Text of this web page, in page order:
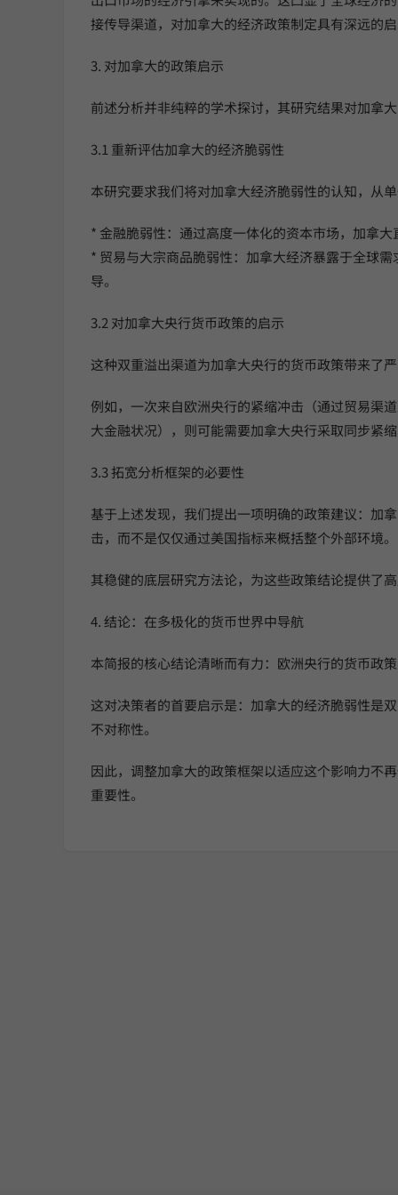
接传导渠道，对加拿大的经济政策制定具有深远的
3. 对加拿大的政策启示
前述分析并非纯粹的学术探讨，其研究结果对加拿
3.1 重新评估加拿大的经济脆弱性
本研究要求我们将对加拿大经济脆弱性的认知，从
* 金融脆弱性：通过高度一体化的资本市场，加拿
* 贸易与大宗商品脆弱性：加拿大经济暴露于全球
导。
3.2 对加拿大央行货币政策的启示
这种双重溢出渠道为加拿大央行的货币政策带来了
例如，一次来自欧洲央行的紧缩冲击（通过贸易渠
大金融状况），则可能需要加拿大央行采取同步紧
3.3 拓宽分析框架的必要性
基于上述发现，我们提出一项明确的政策建议：加
击，而不是仅仅通过美国指标来概括整个外部环境
其稳健的底层研究方法论，为这些政策结论提供了
4. 结论：在多极化的货币世界中导航
本简报的核心结论清晰而有力：欧洲央行的货币政
这对决策者的首要启示是：加拿大的经济脆弱性是
不对称性。
因此，调整加拿大的政策框架以适应这个影响力不
重要性。